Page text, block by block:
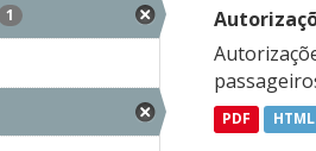
1
PDF HTML